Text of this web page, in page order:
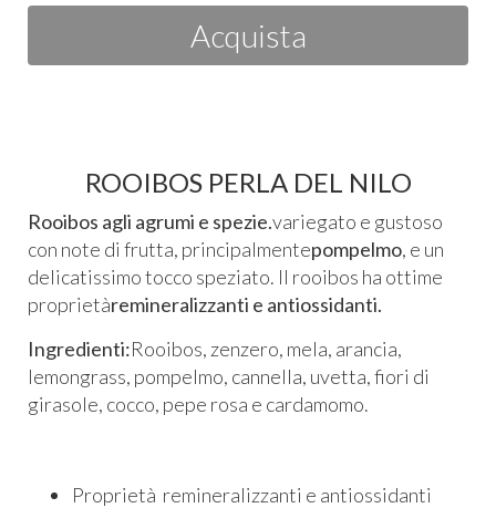
Acquista
ROOIBOS PERLA DEL NILO
Rooibos agli agrumi e spezie.variegato e gustoso
con note di frutta, principalmentepompelmo, e un
delicatissimo tocco speziato. Il rooibos ha ottime
proprietàremineralizzanti e antiossidanti.
Ingredienti:Rooibos, zenzero, mela, arancia,
lemongrass, pompelmo, cannella, uvetta, fiori di
girasole, cocco, pepe rosa e cardamomo.
Proprietà remineralizzanti e antiossidanti